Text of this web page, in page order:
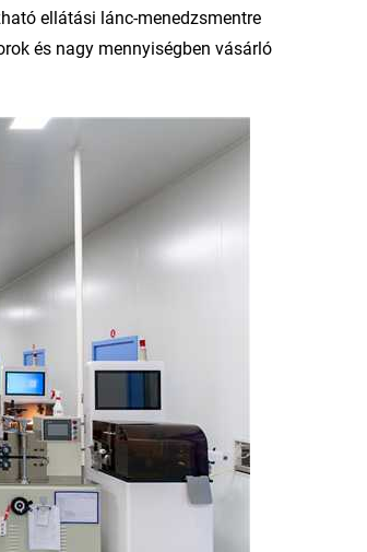
ellátási lánc-menedzsmentre
és nagy mennyiségben vásárló